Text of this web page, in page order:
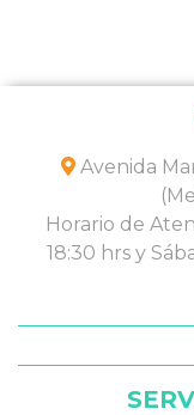
Avenida
Horario de
18:30 hrs y